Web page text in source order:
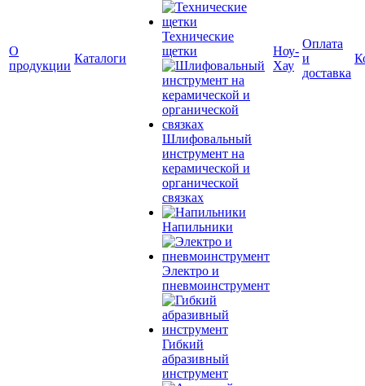
О
продукции
Каталоги
Технические
щетки
Шлифовальный
инструмент на
керамической и
органической
связках
Напильники
Электро и
пневмоинструмент
Гибкий
абразивный
инструмент
Ноу-
Хау
Оплата
и
доставка